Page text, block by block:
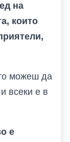
на
които
можеш да
всеки е в
е